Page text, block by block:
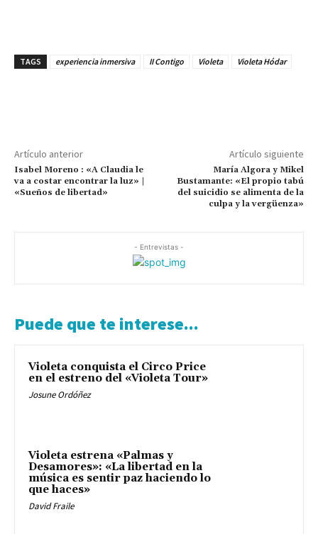
TAGS experiencia inmersiva II Contigo Violeta Violeta Hódar
Artículo anterior
Isabel Moreno : «A Claudia le
va a costar encontrar la luz» |
«Sueños de libertad»
Artículo siguiente
María Algora y Mikel
Bustamante: «El propio tabú
del suicidio se alimenta de la
culpa y la vergüenza»
- Entrevistas -
Puede que te interese...
Violeta conquista el Circo Price
en el estreno del «Violeta Tour»
Josune Ordóñez
Violeta estrena «Palmas y
Desamores»: «La libertad en la
música es sentir paz haciendo lo
que haces»
David Fraile